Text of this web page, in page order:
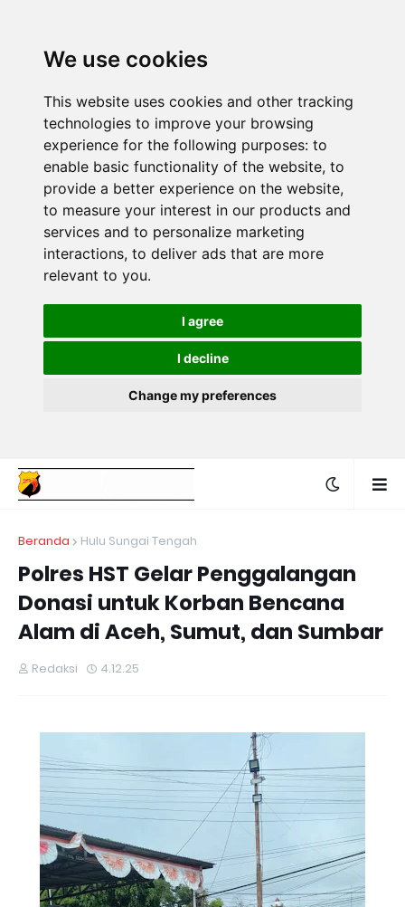
We use cookies
This website uses cookies and other tracking
technologies to improve your browsing
experience for the following purposes: to
enable basic functionality of the website, to
provide a better experience on the website,
to measure your interest in our products and
services and to personalize marketing
interactions, to deliver ads that are more
relevant to you.
I agree
I decline
Change my preferences
Beranda Hulu Sungai Tengah
Polres HST Gelar Penggalangan
Donasi untuk Korban Bencana
Alam di Aceh, Sumut, dan Sumbar
Redaksi 4.12.25